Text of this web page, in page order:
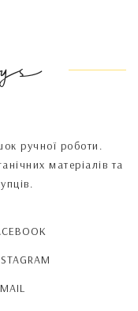
ручної роботи.
матеріалів та